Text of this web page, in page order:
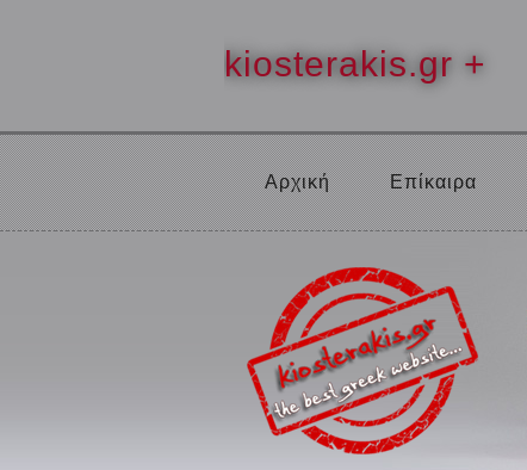
kiosterakis.gr +
Αρχική Επίκαιρα